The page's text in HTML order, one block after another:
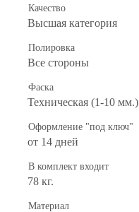
Качество
Высшая категория
Полировка
Все стороны
Фаска
Техническая (1-10 мм.)
Оформление "под ключ"
от 14 дней
В комплект входит
78 кг.
Материал